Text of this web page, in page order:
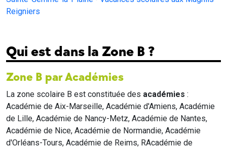
Reigniers
Qui est dans la Zone B ?
Zone B par Académies
La zone scolaire B est constituée des académies :
Académie de Aix-Marseille, Académie d'Amiens, Académie
de Lille, Académie de Nancy-Metz, Académie de Nantes,
Académie de Nice, Académie de Normandie, Académie
d'Orléans-Tours, Académie de Reims, RAcadémie de